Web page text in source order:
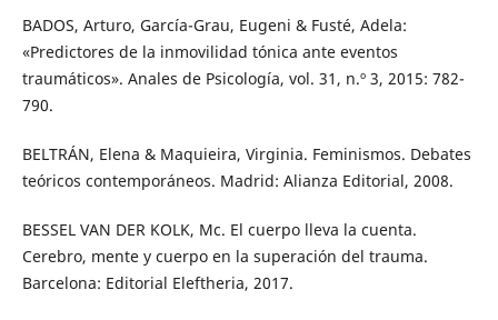
BADOS, Arturo, García-Grau, Eugeni & Fusté, Adela:
«Predictores de la inmovilidad tónica ante eventos
traumáticos». Anales de Psicología, vol. 31, n.º 3, 2015: 782-
790.
BELTRÁN, Elena & Maquieira, Virginia. Feminismos. Debates
teóricos contemporáneos. Madrid: Alianza Editorial, 2008.
BESSEL VAN DER KOLK, Mc. El cuerpo lleva la cuenta.
Cerebro, mente y cuerpo en la superación del trauma.
Barcelona: Editorial Eleftheria, 2017.